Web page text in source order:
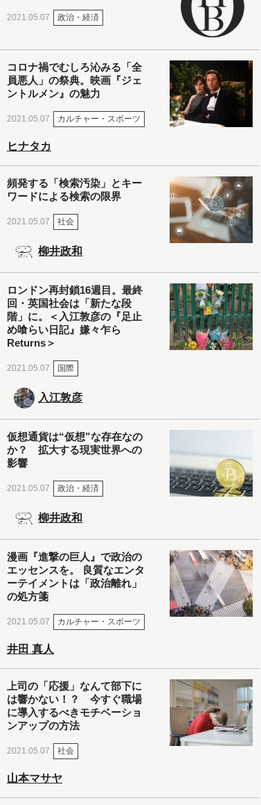
2021.05.07 政治・経済
コロナ禍でむしろ沁みる「全
員悪人」の祭典。映画『ジェ
ントルメン』の魅力
2021.05.07 カルチャー・スポーツ
ヒナタカ
頻発する「検索汚染」とキー
ワードによる検索の限界
2021.05.07 社会
柳井政和
ロンドン再封鎖16週目。最終
回・英国社会は「新たな段
階」に。＜入江敦彦の『足止
め喰らい日記』嫌々乍ら
Returns＞
2021.05.07 国際
入江敦彦
仮想通貨は“仮想”な存在なの
か？ 拡大する現実世界への
影響
2021.05.07 政治・経済
柳井政和
漫画『進撃の巨人』で政治の
エッセンスを。 良質なエンタ
ーテイメントは「政治離れ」
の処方箋
2021.05.07 カルチャー・スポーツ
井田 真人
上司の「応援」なんて部下に
は響かない！？ 今すぐ職場
に導入するべきモチベーショ
ンアップの方法
2021.05.07 社会
山本マサヤ